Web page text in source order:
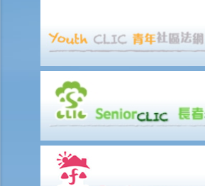
我的配偶在工作時因意外而死亡，我或我的家
我在工作時因遇到意外而受傷及導致傷殘，我
除上述的賠償外，我可否就工傷而獲得其他賠
工傷或有關意外之報告
僱主向勞工處報告與工作有關的意外之時限是
僱員可否向勞工處報告與工作有關的意外？
其他有關工傷的事項